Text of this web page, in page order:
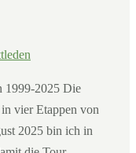
2025 Die
vier Etappen von
2025 bin ich in